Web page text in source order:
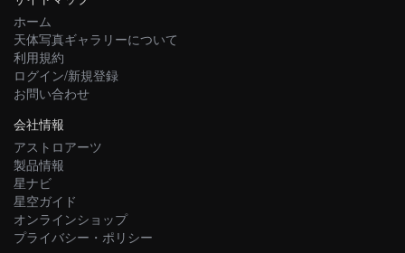
ホーム
天体写真ギャラリーについて
利用規約
ログイン/新規登録
お問い合わせ
会社情報
アストロアーツ
製品情報
星ナビ
星空ガイド
オンラインショップ
プライバシー・ポリシー